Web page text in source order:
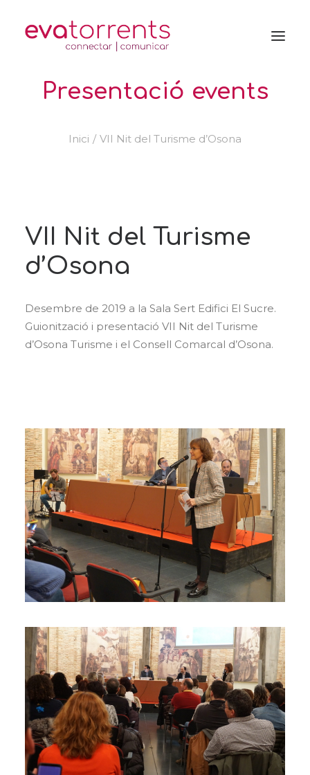
Presentació events
Inici VII Nit del Turisme d’Osona
VII Nit del Turisme
d’Osona
Desembre de 2019 a la Sala Sert Edifici El Sucre.
Guionització i presentació VII Nit del Turisme
d’Osona Turisme i el Consell Comarcal d’Osona.